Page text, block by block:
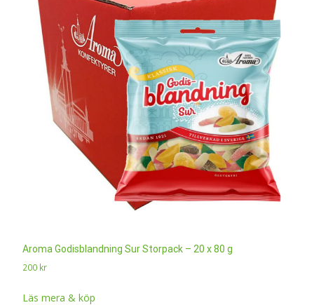
Aroma Godisblandning Sur Storpack – 20 x 80 g
200 kr
Läs mera & köp